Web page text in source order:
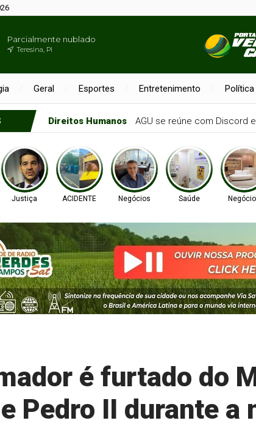
Parcialmente nublado
Teresina, PI
Geral Esportes Entretenimento Política
Direitos Humanos AGU se reúne com Discord
Justiça ACIDENTE Negócios Saúde
é furtado do
Pedro II durante a